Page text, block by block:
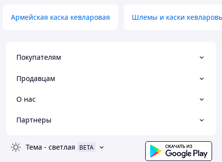
Армейская каска кевларовая Шлемы и каски
Покупателям
Продавцам
О нас
Партнеры
Тема - светлая BETA